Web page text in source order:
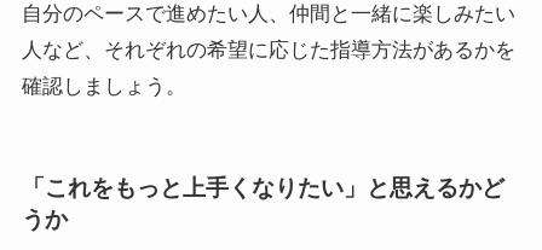
自分のペースで進めたい人、仲間と一緒に楽しみたい
人など、それぞれの希望に応じた指導方法があるかを
確認しましょう。
「これをもっと上手くなりたい」と思えるかど
うか